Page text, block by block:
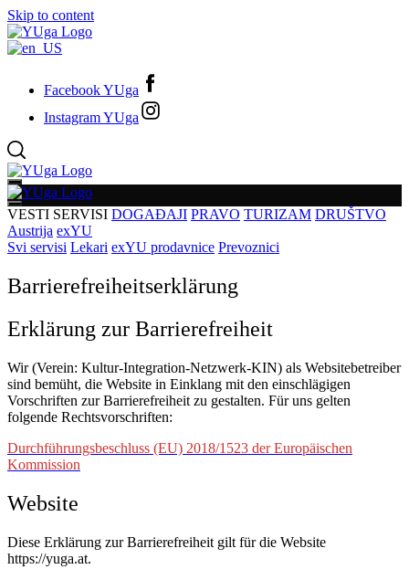
Skip to content
Facebook YUga
Instagram YUga
VESTI SERVISI DOGAĐAJI PRAVO TURIZAM DRUŠTVO
Austrija exYU
Svi servisi Lekari exYU prodavnice Prevoznici
Barrierefreiheitserklärung
Erklärung zur Barrierefreiheit
Wir (Verein: Kultur-Integration-Netzwerk-KIN) als Websitebetreiber
sind bemüht, die Website in Einklang mit den einschlägigen
Vorschriften zur Barrierefreiheit zu gestalten. Für uns gelten
folgende Rechtsvorschriften:
Durchführungsbeschluss (EU) 2018/1523 der Europäischen
Kommission
Website
Diese Erklärung zur Barrierefreiheit gilt für die Website
https://yuga.at.